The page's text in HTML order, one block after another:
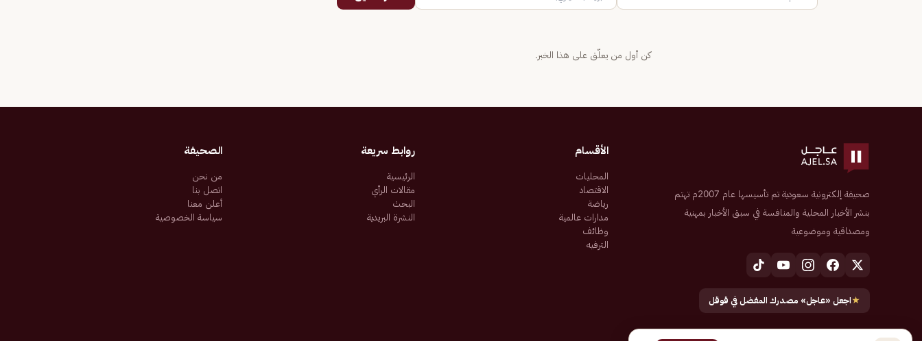
كن أول من يعلّق على هذا الخبر.
صحيفة إلكترونية سعودية تم تأسيسها عام 2007م تهتم
بنشر الأخبار المحلية والمنافسة في سبق الأخبار بمهنية
ومصداقية وموضوعية
★اجعل «عاجل» مصدرك المفضل في قوقل
الأقسام
المحليات
الاقتصاد
رياضة
مدارات عالمية
وظائف
الترفيه
روابط سريعة
الرئيسية
مقالات الرأي
البحث
النشرة البريدية
الصحيفة
من نحن
اتصل بنا
أعلن معنا
سياسة الخصوصية